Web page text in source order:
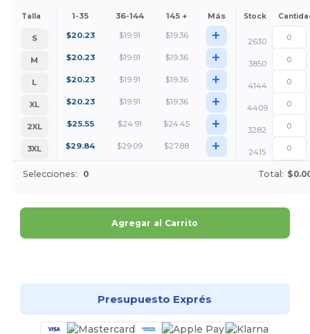
Talla 1-35 36-144 145 + Más Stock
S $20.23 $19.91 $19.36 +
2630
M
$20.23 $19.91 $19.36 +
3850
L
$20.23 $19.91 $19.36 +
4144
XL
$20.23 $19.91 $19.36 +
4409
2XL
$25.55 $24.91 $24.45 +
3282
3XL
$29.84 $29.09 $27.88 + 2415
Selecciones: 0 Total:
Agregar al Carrito
Presupuesto Exprés